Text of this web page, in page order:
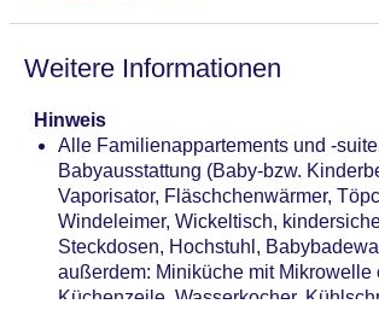
Kinderpool „Kinderaußenpool“:
Whirlpool „Whirlpool im Felsen-BAD“:
beheizbar, im Wellnessbereich,
Adults-only-Pool „Oberer Natur-Pool
ab 16 Jahre, Outdoor, Süßwasser, im
Wellnessbereich
Saunen: 4, Finnische Sauna, Bio-
Infrarotsauna, Tepidarium, Dampfbad,
Eisbrunnen/-grotte, Ruheraum
Weitere Informationen
Hinweis
Alle Familienappartements und -
Babyausstattung (Baby-bzw.
Vaporisator, Fläschchenwärmer,
Windeleimer, Wickeltisch,
Steckdosen, Hochstuhl,
außerdem: Miniküche mit Mikrowelle
Küchenzeile, Wasserkocher,